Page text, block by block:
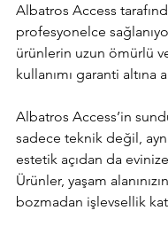
Albatros Access
profesyonelce
ürünlerin uzun ömürlü
kullanımı garanti altına
Albatros Access’in
sadece teknik değil,
estetik açıdan da
Ürünler, yaşam
bozmadan işlevsellik